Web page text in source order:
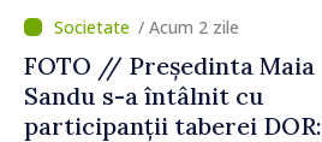
/ Acum 2 zile
FOTO // Președinta Maia
Sandu s-a întâlnit cu
participanții taberei DOR: